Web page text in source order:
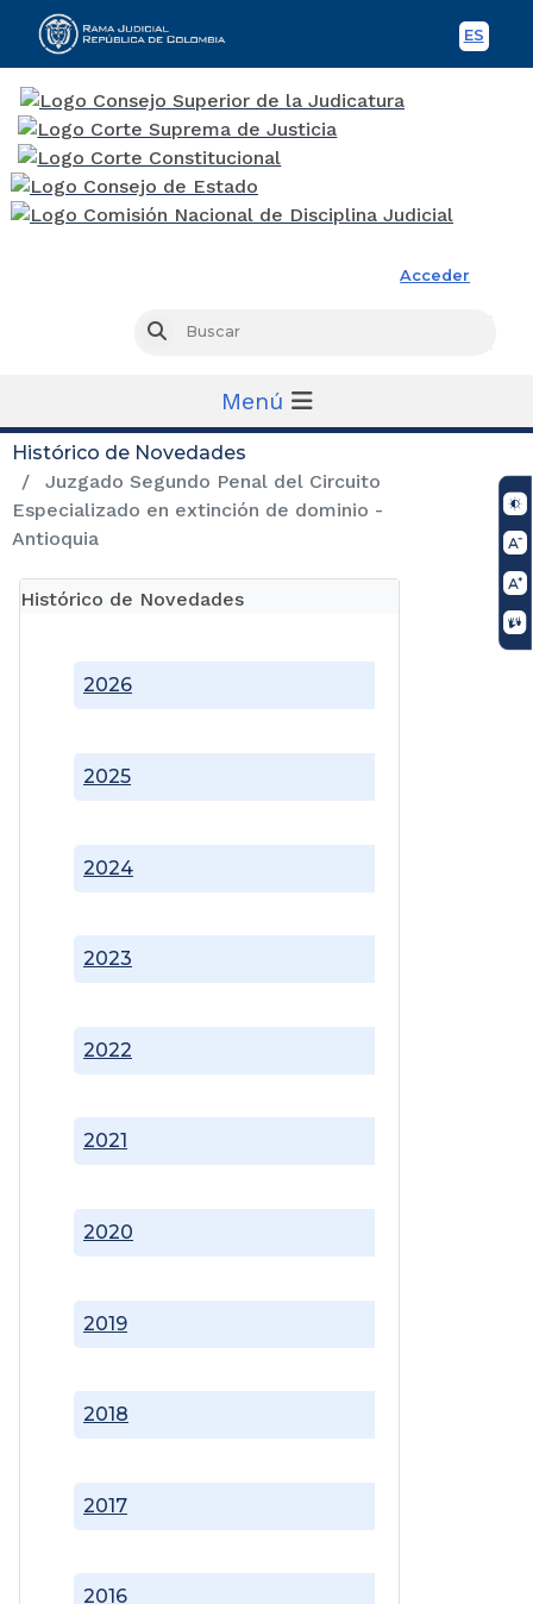
ES
Acceder
Buscar
Menú
Histórico de Novedades
Juzgado Segundo Penal del Circuito
Especializado en extinción de dominio -
Antioquia
Histórico de Novedades
2016
2017
2018
2019
2020
2021
2022
2023
2024
2025
2026